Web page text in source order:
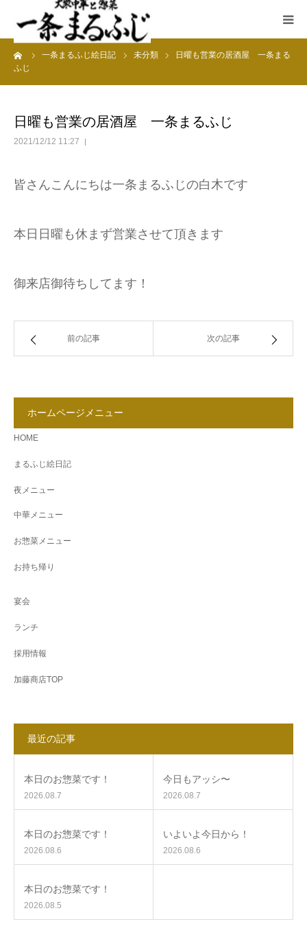
一条まるふじ絵日記 未分類
日曜も営業の居酒屋 一条まる
ふじ
日曜も営業の居酒屋 一条まるふじ
2021/12/12 11:27
皆さんこんにちは一条まるふじの白木です
本日日曜も休まず営業させて頂きます
御来店御待ちしてます！
前の記事 次の記事
ホームページメニュー
HOME
まるふじ絵日記
夜メニュー
中華メニュー
お惣菜メニュー
お持ち帰り
宴会
ランチ
採用情報
加藤商店TOP
最近の記事
本日のお惣菜です！
2026.08.7
今日もアッシ〜
2026.08.7
本日のお惣菜です！
2026.08.6
いよいよ今日から！
2026.08.6
本日のお惣菜です！
2026.08.5
HOME
夜メニュー
加藤商店TOP